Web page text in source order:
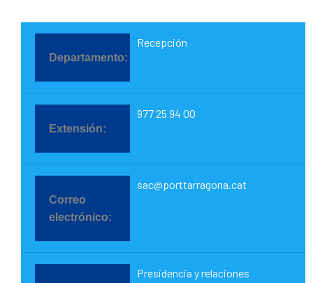
Recepción
977 25 94 00
sac@porttarragona.cat
Presidencia y relaciones